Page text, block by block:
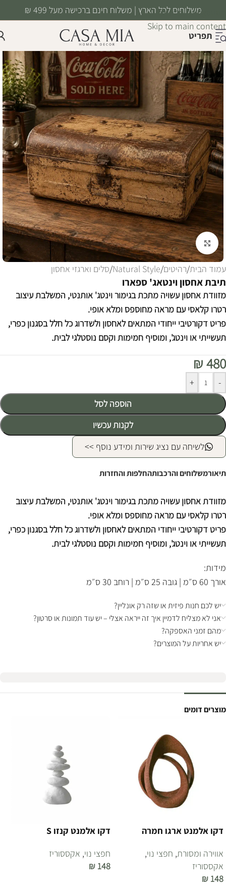
Skip to navigation
Skip to main content
משלוחים לכל הארץ | משלוח חינם ברכישה מעל 499 ₪
תפריט
לחצו להגדלה
עמוד הבית/רהיטים/
Natural Style
/סלים וארגזי אחסון
תיבת אחסון וינטאג' ספארו
מזוודת אחסון עשויה מתכת בגימור וינטג' אותנטי, המשלבת עיצוב
רטרו קלאסי עם מראה מחוספס ומלא אופי.
פריט דקורטיבי ייחודי המתאים לאחסון ולשדרוג כל חלל בסגנון כפרי,
תעשייתי או וינטג', ומוסיף חמימות וקסם נוסטלגי לבית.
₪480
-
+
הוספה לסל
לקנות עכשיו
Alternative:
לשיחה עם נציג שירות ומידע נוסף >>
תיאורמשלוחים והרכבותהחלפות והחזרות
מזוודת אחסון עשויה מתכת בגימור וינטג' אותנטי, המשלבת עיצוב
רטרו קלאסי עם מראה מחוספס ומלא אופי.
פריט דקורטיבי ייחודי המתאים לאחסון ולשדרוג כל חלל בסגנון כפרי,
תעשייתי או וינטג', ומוסיף חמימות וקסם נוסטלגי לבית.
מידות:
אורך 60 ס״מ | גובה 25 ס״מ | רוחב 30 ס״מ
יש לכם חנות פיזית או שזה רק אונליין?
אני לא מצליח לדמיין איך זה ייראה אצלי – יש עוד תמונות או סרטון?
מהם זמני האספקה?
יש אחריות על המוצרים?
מוצרים דומים
דקו אלמנט ארגו חמרה
אווירה ומסורת, חפצי נוי,
אקססוריז
₪ 148
דקו אלמנט קנזו S
חפצי נוי, אקססוריז
₪ 148